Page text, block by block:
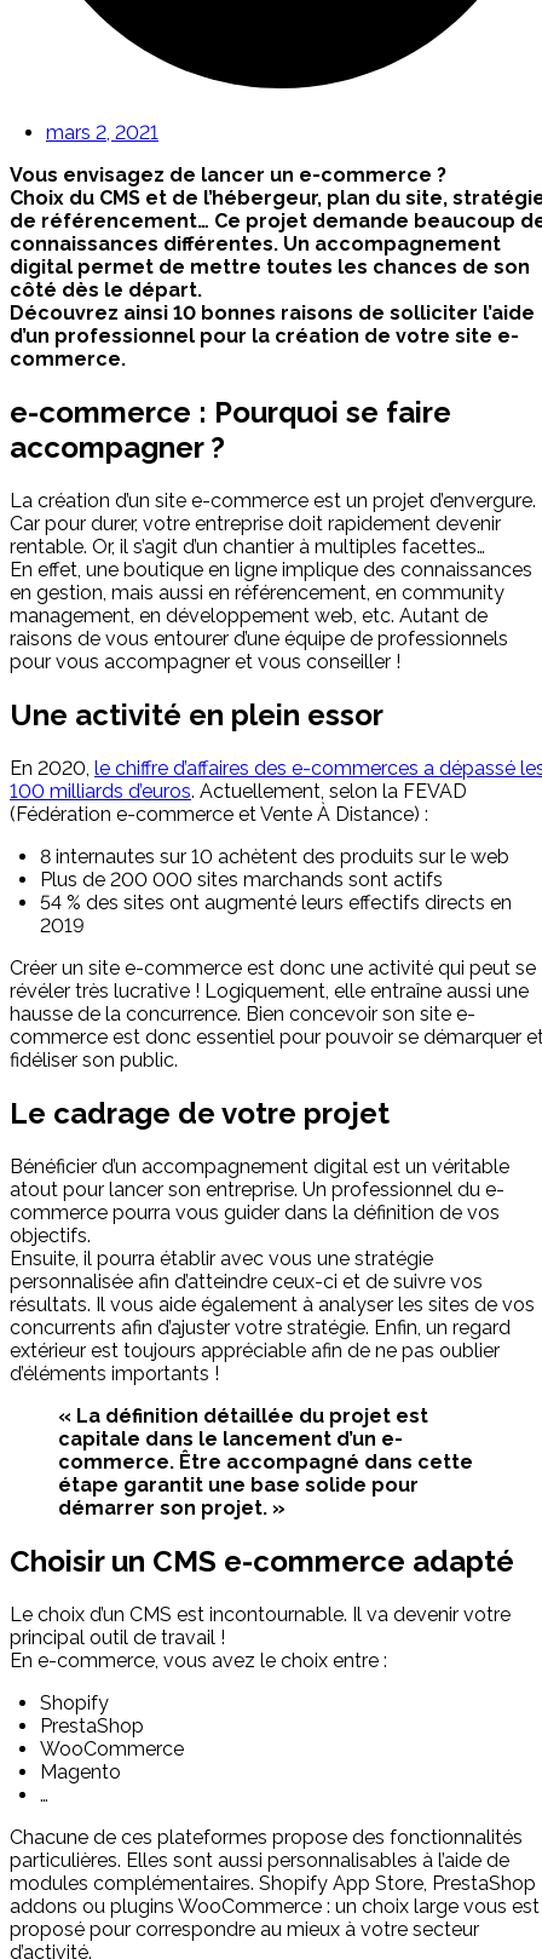
mars 2, 2021
Vous envisagez de lancer un e-commerce ?
Choix du CMS et de l’hébergeur, plan du site,
de référencement… Ce projet demande beaucoup
connaissances différentes. Un accompagnement
digital permet de mettre toutes les chances de son
côté dès le départ.
Découvrez ainsi 10 bonnes raisons de solliciter l’aide
d’un professionnel pour la création de votre site e-
commerce.
e-commerce : Pourquoi se faire
accompagner ?
La création d’un site e-commerce est un projet d’envergure.
Car pour durer, votre entreprise doit rapidement devenir
rentable. Or, il s’agit d’un chantier à multiples facettes…
En effet, une boutique en ligne implique des connaissances
en gestion, mais aussi en référencement, en community
management, en développement web, etc. Autant de
raisons de vous entourer d’une équipe de professionnels
pour vous accompagner et vous conseiller !
Une activité en plein essor
En 2020, le chiffre d’affaires des e-commerces a dépassé
100 milliards d’euros. Actuellement, selon la FEVAD
(Fédération e-commerce et Vente À Distance) :
8 internautes sur 10 achètent des produits sur le web
Plus de 200 000 sites marchands sont actifs
54 % des sites ont augmenté leurs effectifs directs en
2019
Créer un site e-commerce est donc une activité qui peut se
révéler très lucrative ! Logiquement, elle entraîne aussi une
hausse de la concurrence. Bien concevoir son site e-
commerce est donc essentiel pour pouvoir se démarquer
fidéliser son public.
Le cadrage de votre projet
Bénéficier d’un accompagnement digital est un véritable
atout pour lancer son entreprise. Un professionnel du e-
commerce pourra vous guider dans la définition de vos
objectifs.
Ensuite, il pourra établir avec vous une stratégie
personnalisée afin d’atteindre ceux-ci et de suivre vos
résultats. Il vous aide également à analyser les sites de vos
concurrents afin d’ajuster votre stratégie. Enfin, un regard
extérieur est toujours appréciable afin de ne pas oublier
d’éléments importants !
« La définition détaillée du projet est
capitale dans le lancement d’un e-
commerce. Être accompagné dans cette
étape garantit une base solide pour
démarrer son projet. »
Choisir un CMS e-commerce adapté
Le choix d’un CMS est incontournable. Il va devenir votre
principal outil de travail !
En e-commerce, vous avez le choix entre :
Shopify
PrestaShop
WooCommerce
Magento
…
Chacune de ces plateformes propose des fonctionnalités
particulières. Elles sont aussi personnalisables à l’aide de
modules complémentaires. Shopify App Store, PrestaShop
addons ou plugins WooCommerce : un choix large vous est
proposé pour correspondre au mieux à votre secteur
d’activité.